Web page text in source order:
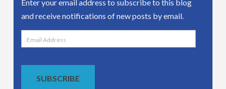
Enter your email address to subscribe to this blog
and receive notifications of new posts by email.
Email
Address
SUBSCRIBE